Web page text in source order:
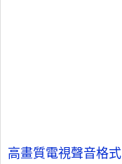
高畫質電視聲音格式